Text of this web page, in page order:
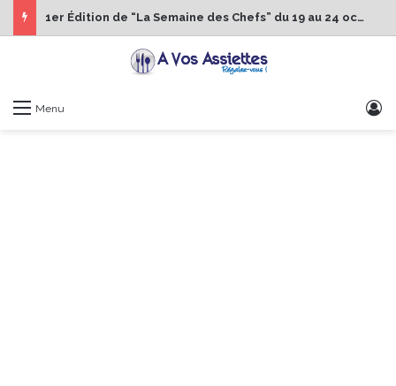
1er Édition de “La Semaine des Chefs” du 19 au 24 octobre 2026
Menu